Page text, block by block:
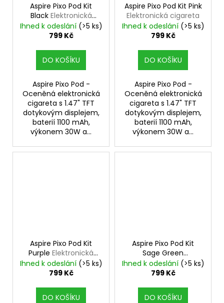
Aspire Pixo Pod Kit
Black Elektronická
cigareta
Ihned k odeslání (>5 ks)
799 Kč
DO KOŠÍKU
Aspire Pixo Pod -
Oceněná elektronická
cigareta s 1.47" TFT
dotykovým displejem,
baterií 1100 mAh,
výkonem 30W a...
Aspire Pixo Pod Kit Pink
Elektronická cigareta
Ihned k odeslání (>5 ks)
799 Kč
DO KOŠÍKU
Aspire Pixo Pod -
Oceněná elektronická
cigareta s 1.47" TFT
dotykovým displejem,
baterií 1100 mAh,
výkonem 30W a...
Aspire Pixo Pod Kit
Purple Elektronická
cigareta
Ihned k odeslání (>5 ks)
799 Kč
DO KOŠÍKU
Aspire Pixo Pod Kit
Sage Green
Elektronická cigareta
Ihned k odeslání (>5 ks)
799 Kč
DO KOŠÍKU